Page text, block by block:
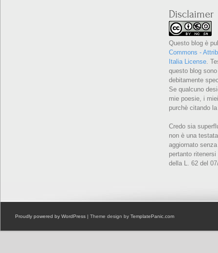
Disclaimer
Questo blog è
Commons -
Italia License.
questo blog
debitamente
Se qualcuno
mie poesie, i
purchè citando
Credo sia
non è una
aggiornato
pertanto
della L. 62 del
Proudly powered by WordPress | Theme design by TemplatePanic.com